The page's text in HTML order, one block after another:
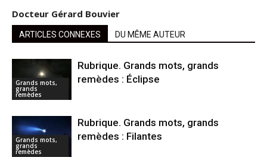
Docteur Gérard Bouvier
ARTICLES CONNEXES DU MÊME AUTEUR
Grands mots,
grands
remèdes
Rubrique. Grands mots, grands
remèdes : Éclipse
Grands mots,
grands
remèdes
Rubrique. Grands mots, grands
remèdes : Filantes